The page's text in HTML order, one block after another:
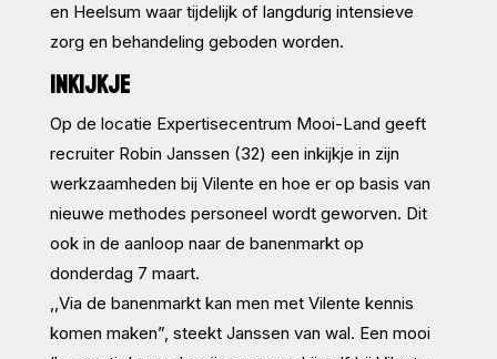
en Heelsum waar tijdelijk of langdurig intensieve
zorg en behandeling geboden worden.
INKIJKJE
Op de locatie Expertisecentrum Mooi-Land geeft
recruiter Robin Janssen (32) een inkijkje in zijn
werkzaamheden bij Vilente en hoe er op basis van
nieuwe methodes personeel wordt geworven. Dit
ook in de aanloop naar de banenmarkt op
donderdag 7 maart.
,,Via de banenmarkt kan men met Vilente kennis
komen maken”, steekt Janssen van wal. Een mooi